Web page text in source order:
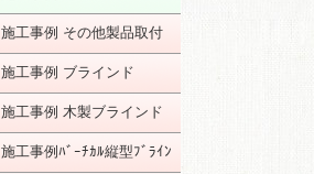
施工事例 その他製品取付
施工事例 ブラインド
施工事例 木製ブラインド
施工事例ﾊﾞｰﾁｶﾙ縦型ﾌﾞﾗｲﾝ